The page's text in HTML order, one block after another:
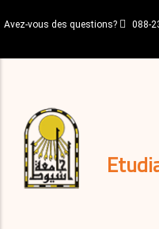
au
principal
Avez-vous des questions? 088-
décisions
Expatriés
Journal